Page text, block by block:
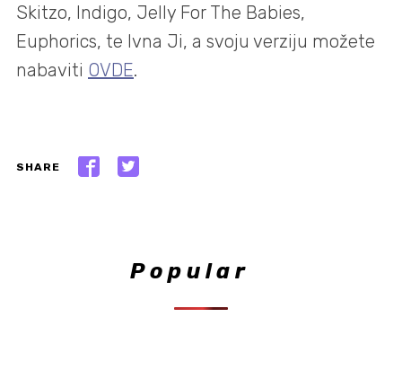
Skitzo, Indigo, Jelly For The Babies,
Euphorics, te Ivna Ji, a svoju verziju možete
nabaviti OVDE.
SHARE
Popular